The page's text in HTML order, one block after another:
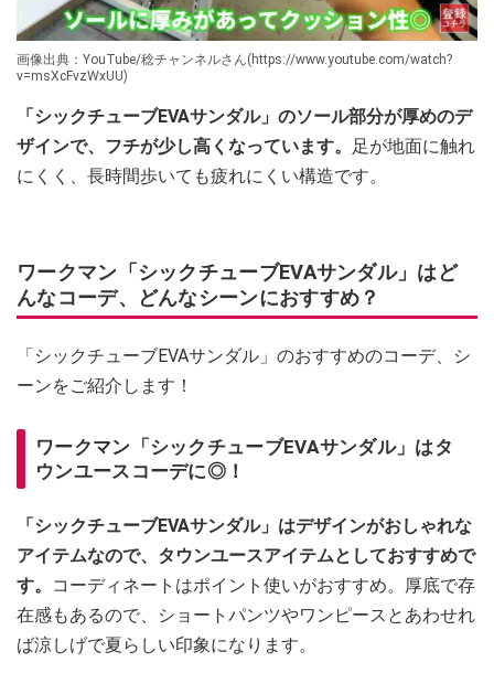
画像出典：YouTube/稔チャンネルさん(https://www.youtube.com/watch?
v=msXcFvzWxUU)
「シックチューブEVAサンダル」のソール部分が厚めのデ
ザインで、フチが少し高くなっています。
足が地面に触れ
にくく、長時間歩いても疲れにくい構造です。
ワークマン「シックチューブEVAサンダル」はど
んなコーデ、どんなシーンにおすすめ？
「シックチューブEVAサンダル」のおすすめのコーデ、シ
ーンをご紹介します！
ワークマン「シックチューブEVAサンダル」はタ
ウンユースコーデに◎！
「シックチューブEVAサンダル」はデザインがおしゃれな
アイテムなので、タウンユースアイテムとしておすすめで
す。
コーディネートはポイント使いがおすすめ。厚底で存
在感もあるので、ショートパンツやワンピースとあわせれ
ば涼しげで夏らしい印象になります。